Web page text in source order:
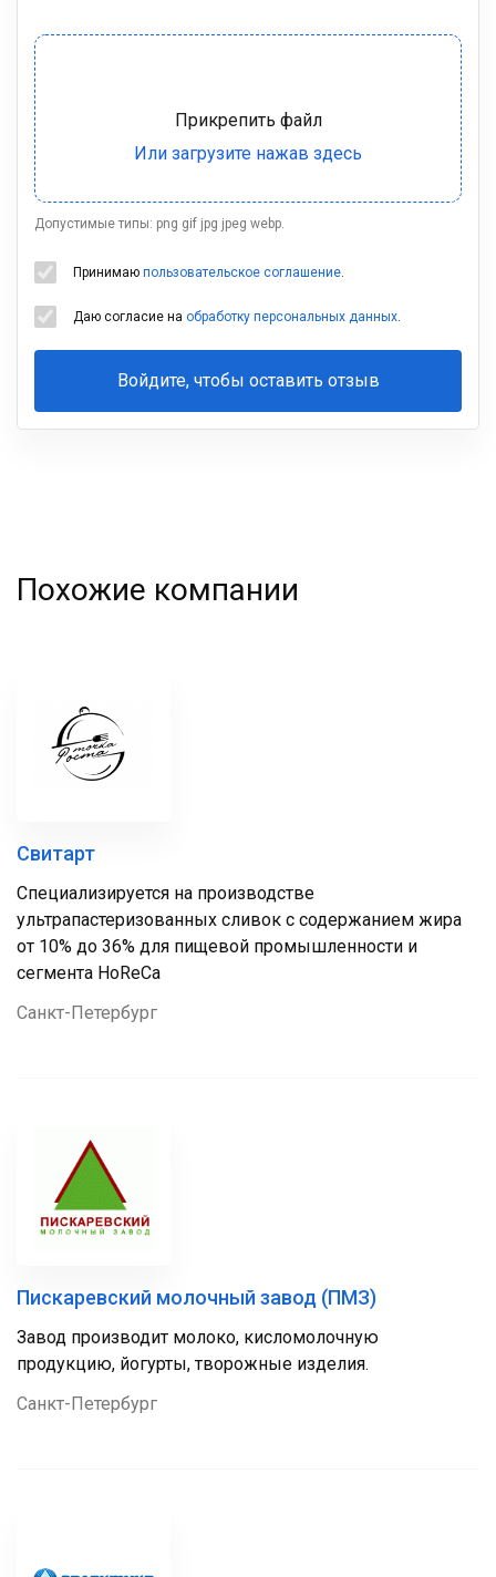
Допустимые типы: png gif jpg jpeg webp.
Принимаю пользовательское соглашение.
Даю согласие на обработку персональных данных.
Войдите, чтобы оставить отзыв
Ваша
Похожие компании
Свитарт
Специализируется на производстве
ультрапастеризованных сливок с содержанием жира
от 10% до 36% для пищевой промышленности и
сегмента HoReCa
Санкт-Петербург
Пискаревский молочный завод (ПМЗ)
Завод производит молоко, кисломолочную
продукцию, йогурты, творожные изделия.
Санкт-Петербург